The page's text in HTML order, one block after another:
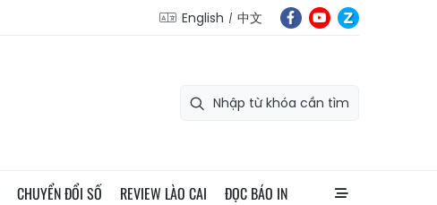
English 中文
CHUYỂN ĐỔI SỐ REVIEW LÀO CAI ĐỌC BÁO IN